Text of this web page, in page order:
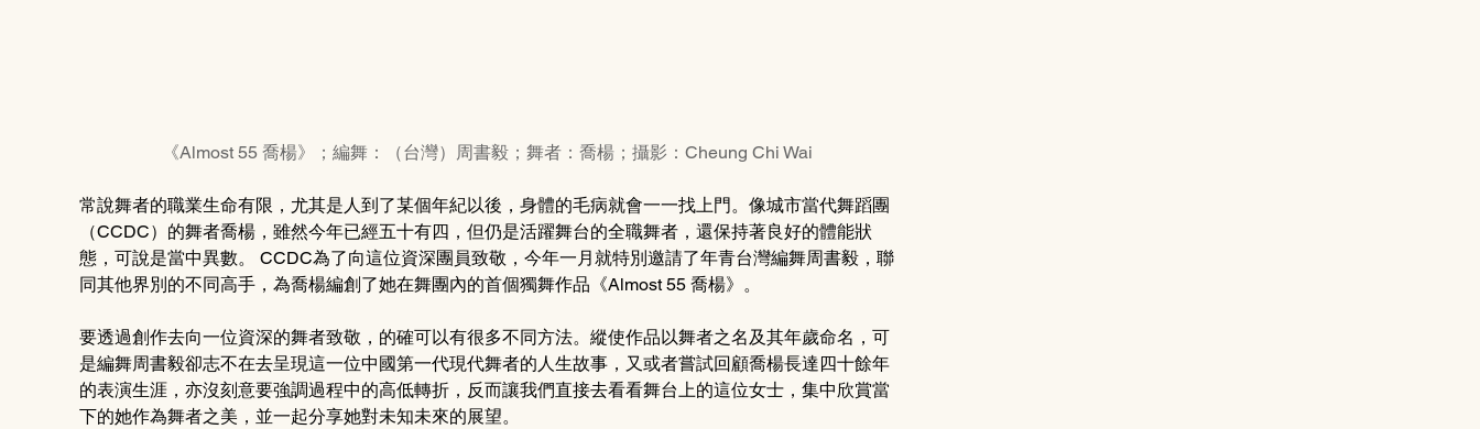
《Almost 55 喬楊》；編舞：（台灣）周書毅；舞者：喬楊；攝影：Cheung Chi Wai
常說舞者的職業生命有限，尤其是人到了某個年紀以後，身體的毛病就會一一找上門。像城市當代舞蹈團
（CCDC）的舞者喬楊，雖然今年已經五十有四，但仍是活躍舞台的全職舞者，還保持著良好的體能狀
態，可說是當中異數。 CCDC為了向這位資深團員致敬，今年一月就特別邀請了年青台灣編舞周書毅，聯
同其他界別的不同高手，為喬楊編創了她在舞團內的首個獨舞作品《Almost 55 喬楊》。
要透過創作去向一位資深的舞者致敬，的確可以有很多不同方法。縱使作品以舞者之名及其年歲命名，可
是編舞周書毅卻志不在去呈現這一位中國第一代現代舞者的人生故事，又或者嘗試回顧喬楊長達四十餘年
的表演生涯，亦沒刻意要強調過程中的高低轉折，反而讓我們直接去看看舞台上的這位女士，集中欣賞當
下的她作為舞者之美，並一起分享她對未知未來的展望。